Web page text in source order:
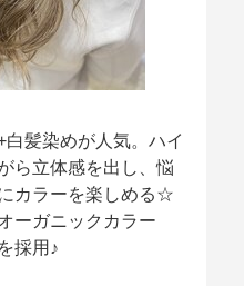
髪染めが人気。ハイ
ら立体感を出し、悩
カラーを楽しめる☆
ーガニックカラー
採用♪